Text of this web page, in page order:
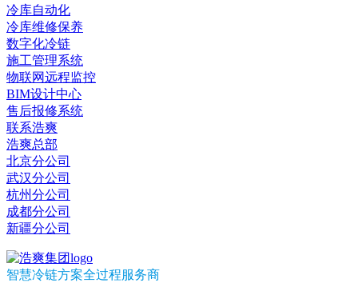
冷库自动化
冷库维修保养
数字化冷链
施工管理系统
物联网远程监控
BIM设计中心
售后报修系统
联系浩爽
浩爽总部
北京分公司
武汉分公司
杭州分公司
成都分公司
新疆分公司
智慧冷链方案全过程服务商